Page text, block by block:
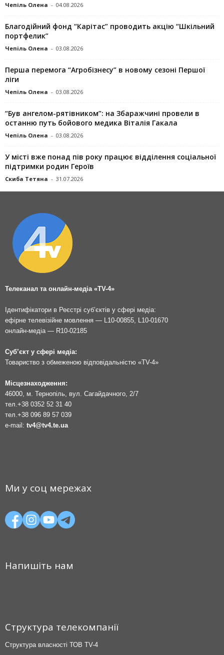
Чепіль Олена - 04.08.2026
Благодійний фонд “Карітас” проводить акцію “Шкільний
портфелик”
Чепіль Олена - 03.08.2026
Перша перемога “Агробізнесу” в новому сезоні Першої
ліги
Чепіль Олена - 03.08.2026
“Був ангелом-рятівником”: на Збаражчині провели в
останню путь бойового медика Віталія Гакала
Чепіль Олена - 03.08.2026
У місті вже понад пів року працює відділення соціальної
підтримки родин Героїв
Скиба Тетяна - 31.07.2026
Телеканал та онлайн-медіа «TV-4»
Ідентифікатори в Реєстрі суб’єктів у сфері медіа:
ефірне телевізійне мовлення — L10-00855, L10-01670
онлайн-медіа — R10-02185
Суб’єкт у сфері медіа:
Товариство з обмеженою відповідальністю «TV-4»
Місцезнаходження:
46000, м. Тернопіль, вул. Сагайдачного, 2/7
тел. +38 0352 52 31 40
тел. +38 096 89 57 039
e-mail: tv4@tv4.te.ua
Ми у соц мережах
Напишіть нам
Структура телекомпанії
Структура власності ТОВ TV-4